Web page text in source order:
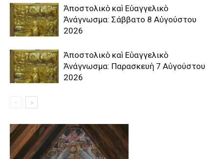
Ἀποστολικὸ καὶ Εὐαγγελικὸ
Ἀνάγνωσμα: Σάββατο 8 Αὐγούστου
2026
Ἀποστολικὸ καὶ Εὐαγγελικὸ
Ἀνάγνωσμα: Παρασκευὴ 7 Αὐγούστου
2026